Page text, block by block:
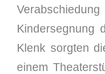
Kindersegnung
Klenk sorgten
einem